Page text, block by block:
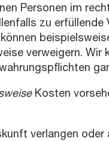
Personen im
zu
verweigern.
Kosten
verlangen